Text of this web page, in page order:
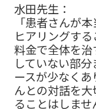
水田先生：
「患者さんが
ヒアリングす
料金で全体を
していない部
ースが少なく
んとの対話を
ることはしま